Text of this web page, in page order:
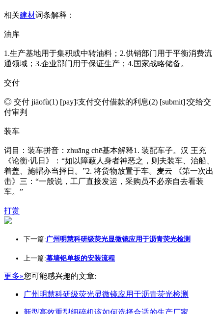
相关建材词条解释：
油库
1.生产基地用于集积或中转油料；2.供销部门用于平衡消费流
通领域；3.企业部门用于保证生产；4.国家战略储备。
交付
◎ 交付 jiāofù(1) [pay]∶支付交付借款的利息(2) [submit]∶交给交
付审判
装车
词目：装车拼音：zhuāng chē基本解释1. 装配车子。汉 王充
《论衡·讥日》：“如以障蔽人身者神恶之，则夫装车、治船、
着盖、施帽亦当择日。”2. 将货物放置于车。麦云 《第一次出
击》三：“一般说，工厂直接发运，采购员不必亲自去看装
车。”
打赏
下一篇:广州明慧科研级荧光显微镜应用于沥青荧光检测
上一篇:幕墙铝单板的安装流程
更多»您可能感兴趣的文章:
广州明慧科研级荧光显微镜应用于沥青荧光检测
新型高效重型细碎机该如何选择合适的生产厂家